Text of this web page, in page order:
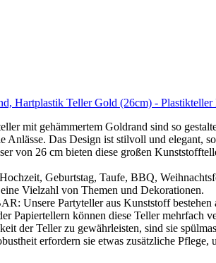
Hartplastik Teller Gold (26cm) -
mit gehämmertem Goldrand sind so
Anlässe. Das Design ist stilvoll und elegant,
von 26 cm bieten diese großen
Geburtstag, Taufe, BBQ,
Vielzahl von Themen und Dekorationen.
Unsere Partyteller aus Kunststoff bestehen
Papiertellern können diese Teller mehrfach
der Teller zu gewährleisten, sind sie
erfordern sie etwas zusätzliche Pflege,